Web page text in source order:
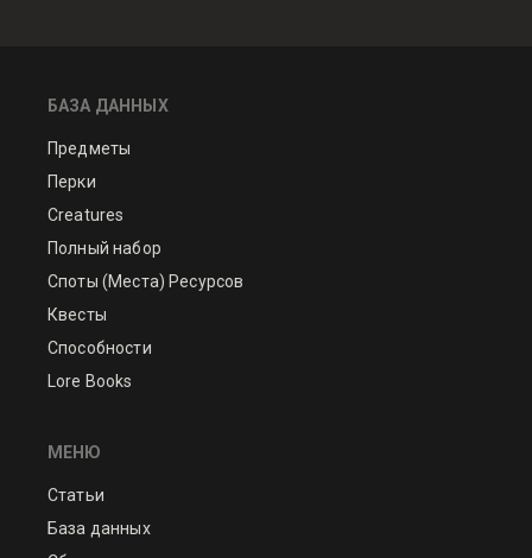
БАЗА ДАННЫХ
Предметы
Перки
Creatures
Полный набор
Споты (Места) Ресурсов
Квесты
Способности
Lore Books
МЕНЮ
Статьи
База данных